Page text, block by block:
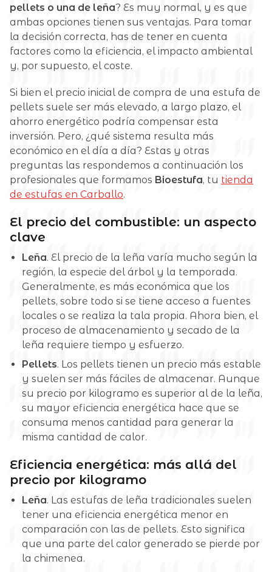
pellets o una de leña? Es muy normal, y es que
ambas opciones tienen sus ventajas. Para tomar
la decisión correcta, has de tener en cuenta
factores como la eficiencia, el impacto ambiental
y, por supuesto, el coste.
Si bien el precio inicial de compra de una estufa de
pellets suele ser más elevado, a largo plazo, el
ahorro energético podría compensar esta
inversión. Pero, ¿qué sistema resulta más
económico en el día a día? Estas y otras
preguntas las respondemos a continuación los
profesionales que formamos Bioestufa, tu tienda
de estufas en Carballo.
El precio del combustible: un aspecto
clave
Leña. El precio de la leña varía mucho según la
región, la especie del árbol y la temporada.
Generalmente, es más económica que los
pellets, sobre todo si se tiene acceso a fuentes
locales o se realiza la tala propia. Ahora bien, el
proceso de almacenamiento y secado de la
leña requiere tiempo y esfuerzo.
Pellets. Los pellets tienen un precio más estable
y suelen ser más fáciles de almacenar. Aunque
su precio por kilogramo es superior al de la leña,
su mayor eficiencia energética hace que se
consuma menos cantidad para generar la
misma cantidad de calor.
Eficiencia energética: más allá del
precio por kilogramo
Leña. Las estufas de leña tradicionales suelen
tener una eficiencia energética menor en
comparación con las de pellets. Esto significa
que una parte del calor generado se pierde por
la chimenea.